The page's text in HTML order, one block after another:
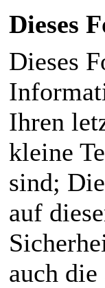
Dieses
Dieses
Ihren
kleine
sind;
auf
auch